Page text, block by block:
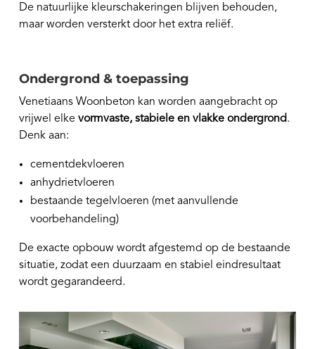
De natuurlijke kleurschakeringen blijven behouden,
maar worden versterkt door het extra reliëf.
Ondergrond & toepassing
Venetiaans Woonbeton kan worden aangebracht op
vrijwel elkevormvaste, stabiele en vlakke ondergrond.
Denk aan:
cementdekvloeren
anhydrietvloeren
bestaande tegelvloeren (met aanvullende
voorbehandeling)
De exacte opbouw wordt afgestemd op de bestaande
situatie, zodat een duurzaam en stabiel eindresultaat
wordt gegarandeerd.